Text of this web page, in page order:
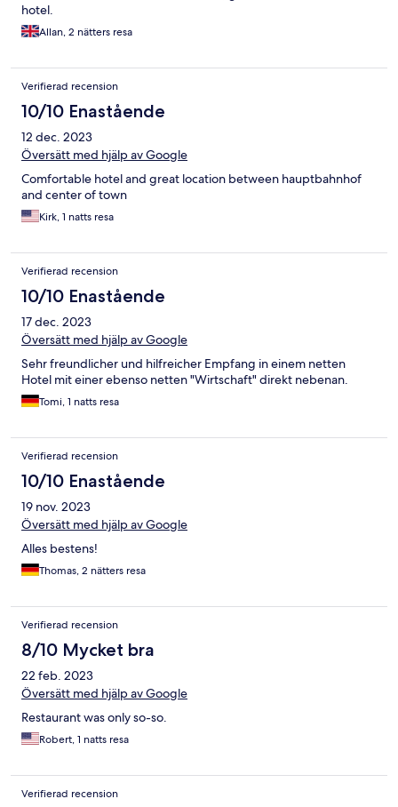
hotel.
Allan, 2 nätters resa
Verifierad recension
10/10 Enastående
12 dec. 2023
Översätt med hjälp av Google
Comfortable hotel and great location between hauptbahnhof
and center of town
Kirk, 1 natts resa
Verifierad recension
10/10 Enastående
17 dec. 2023
Översätt med hjälp av Google
Sehr freundlicher und hilfreicher Empfang in einem netten
Hotel mit einer ebenso netten "Wirtschaft" direkt nebenan.
Tomi, 1 natts resa
Verifierad recension
10/10 Enastående
19 nov. 2023
Översätt med hjälp av Google
Alles bestens!
Thomas, 2 nätters resa
Verifierad recension
8/10 Mycket bra
22 feb. 2023
Översätt med hjälp av Google
Restaurant was only so-so.
Robert, 1 natts resa
Verifierad recension